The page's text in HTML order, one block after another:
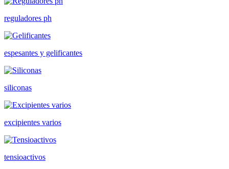
reguladores ph
espesantes y gelificantes
siliconas
excipientes varios
tensioactivos